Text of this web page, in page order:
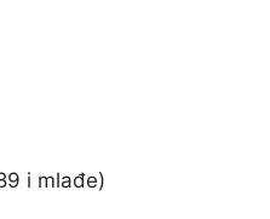
i mlađe)